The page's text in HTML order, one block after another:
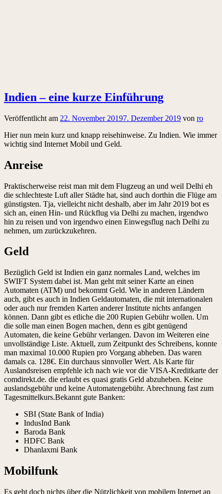
Indien – eine kurze Einführung
Veröffentlicht am 22. November 20197. Dezember 2019 von ro
Hier nun mein kurz und knapp reisehinweise. Zu Indien. Wie immer
wichtig sind Internet Mobil und Geld.
Anreise
Praktischerweise reist man mit dem Flugzeug an und weil Delhi eh
die schlechteste Luft aller Städte hat, sind auch dorthin die Flüge am
günstigsten. Tja, vielleicht nicht deshalb, aber im Jahr 2019 bot es
sich an, einen Hin- und Rückflug via Delhi zu machen, irgendwo
hin zu reisen und von irgendwo einen Einwegsflug nach Delhi zu
nehmen, um zurückzukehren.
Geld
Bezüglich Geld ist Indien ein ganz normales Land, welches im
SWIFT System dabei ist. Man geht mit seiner Karte an einen
Automaten (ATM) und bekommt Geld. Wie in anderen Ländern
auch, gibt es auch in Indien Geldautomaten, die mit internationalen
oder auch nur fremden Karten anderer Institute nichts anfangen
können. Dann gibt es etliche die 200 Rupien Gebühr wollen. Um
die solle man einen Bogen machen, denn es gibt genügend
Automaten, die keine Gebühr verlangen. Davon im Weiteren eine
unvollständige Liste. Aktuell, zum Zeitpunkt des Schreibens, konnte
man maximal 10.000 Rupien pro Vorgang abheben. Das waren
damals ca. 128€. Ein durchaus sinnvoller Wert. Als Karte für
Auslandsreisen empfehle ich nach wie vor die VISA-Kreditkarte der
comdirekt.de. die erlaubt es quasi gratis Geld abzuheben. Keine
auslandsgebühr und keine Automatengebühr. Abrechnung fast zum
Tagesmittelkurs.Bekannt gute Banken:
SBI (State Bank of India)
IndusInd Bank
Baroda Bank
HDFC Bank
Dhanlaxmi Bank
Mobilfunk
Es geht doch nichts über die Nützlichkeit von mobilem Internet an